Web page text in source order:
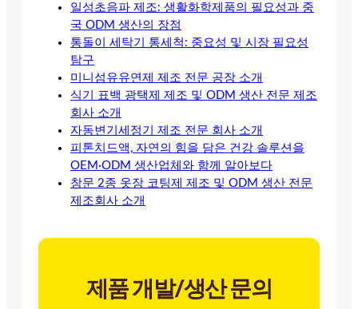
일성초음파 제조: 생활화학제품의 필요성과 중
국 ODM 생산의 장점
통돌이 세탁기 통세척: 중요성 및 시장 필요성
탐구
미니섬유유연제 제조 전문 공장 소개
식기 표백 광택제 제조 및 ODM 생산 전문 제조
회사 소개
자동변기세정기 제조 전문 회사 소개
피톤치드액, 자연의 힘을 담은 건강 솔루션을
OEM·ODM 생산업체와 함께 알아보다
창문 2종 옷장 코팅제 제조 및 ODM 생산 전문
제조회사 소개
제품 개발/생산 문의